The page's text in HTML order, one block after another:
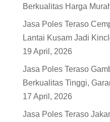
Berkualitas Harga
Jasa Poles Teraso
Lantai Kusam Jadi
19 April, 2026
Jasa Poles Teraso
Berkualitas Tinggi,
17 April, 2026
Jasa Poles Teraso